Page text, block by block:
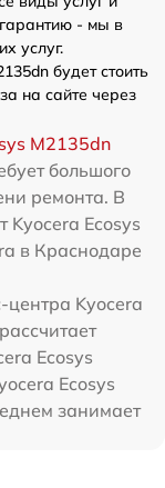
- мы в
услуг.
будет стоить
на сайте через
M2135dn
большого
ремонта. В
Kyocera Ecosys
в Краснодаре
центра Kyocera
Ecosys
Ecosys
занимает